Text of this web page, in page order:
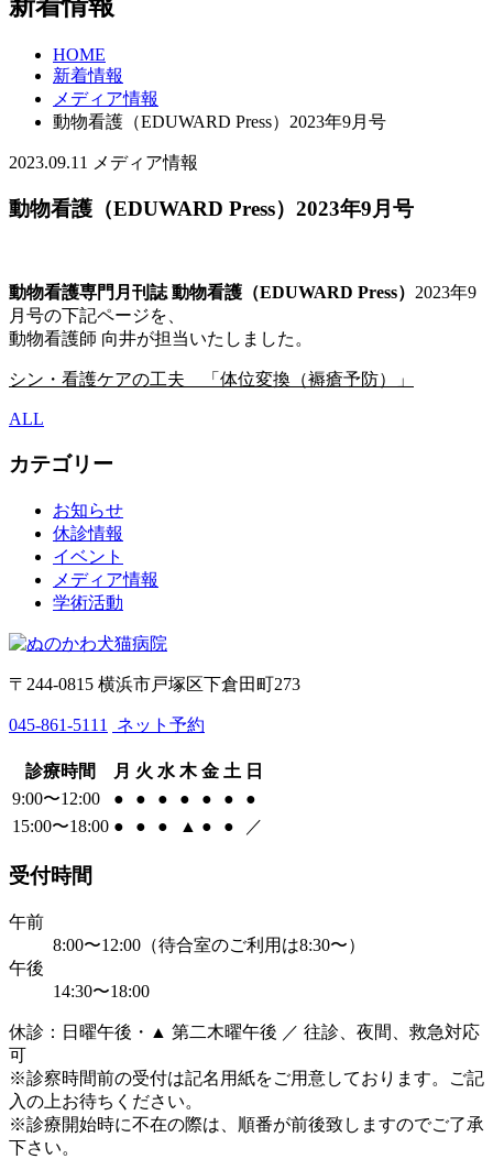
HOME
新着情報
メディア情報
動物看護（EDUWARD Press）2023年9月号
2023.09.11 メディア情報
動物看護（EDUWARD Press）2023年9月号
動物看護専門月刊誌 動物看護（EDUWARD Press） 2023年9
月号の下記ページを、
動物看護師 向井が担当いたしました。
シン・看護ケアの工夫 「体位変換（褥瘡予防） 」
ALL
カテゴリー
お知らせ
休診情報
イベント
メディア情報
学術活動
〒244-0815 横浜市戸塚区下倉田町273
045-861-5111 ネット予約
診療時間 月 火 水 木 金 土 日
9:00〜12:00
● ● ● ● ● ●
●
15:00〜18:00 ● ● ● ▲ ● ● ／
受付時間
午前
8:00〜12:00（待合室のご利用は8:30〜）
午後
14:30〜18:00
休診：日曜午後・▲ 第二木曜午後 ／ 往診、夜間、救急対応
可
※診察時間前の受付は記名用紙をご用意しております。ご記
入の上お待ちください。
※診療開始時に不在の際は、順番が前後致しますのでご了承
下さい。